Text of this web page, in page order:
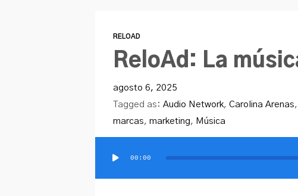
RELOAD
ReloAd: La
agosto 6, 2025
Tagged as: Audio Network, Carolina Arenas,
marcas, marketing, Música
00:00